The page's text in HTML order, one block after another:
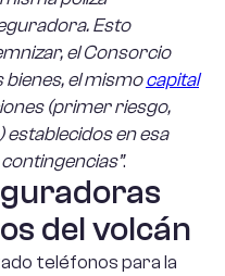
Esto
el Consorcio
el mismocapital
(primer riesgo,
establecidos en esa
.
del volcán
teléfonos para la